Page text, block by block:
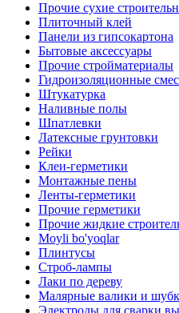
Прочие сухие
Плиточный клей
Панели из гипсокартона
Бытовые аксессуары
Прочие стройматериалы
Гидроизоляционные
Штукатурка
Наливные полы
Шпатлевки
Латексные грунтовки
Рейки
Клеи-герметики
Монтажные пены
Ленты-герметики
Прочие герметики
Прочие жидкие
Moyli bo'yoqlar
Плинтусы
Строб-лампы
Лаки по дереву
Малярные валики и